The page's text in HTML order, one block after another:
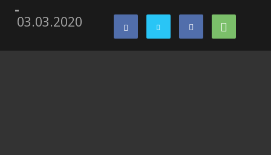
-
03.03.2020